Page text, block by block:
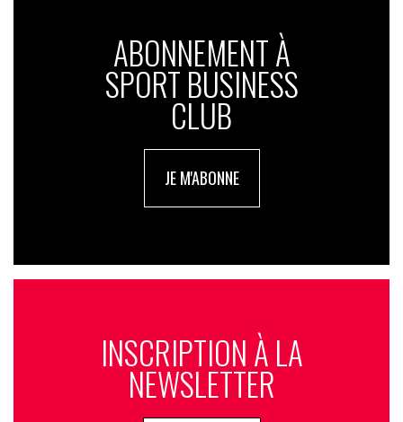
ABONNEMENT À
SPORT BUSINESS
CLUB
JE M'ABONNE
INSCRIPTION À LA
NEWSLETTER